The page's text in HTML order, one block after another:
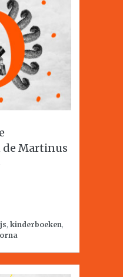
de Martinus
, kinderboeken,